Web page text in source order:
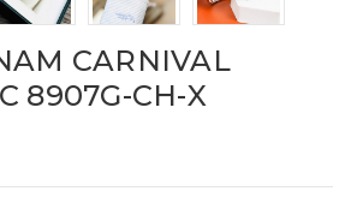
CARNIVAL
8907G-CH-X